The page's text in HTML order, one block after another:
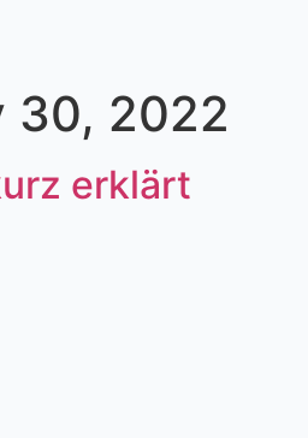
30, 2022
erklärt